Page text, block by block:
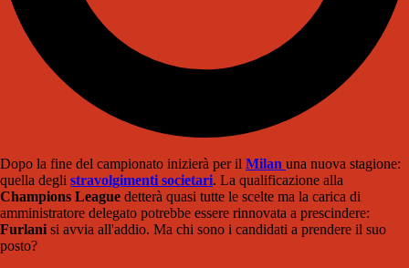
Dopo la fine del campionato inizierà per il Milan una nuova stagione:
quella degli stravolgimenti societari. La qualificazione alla
Champions League detterà quasi tutte le scelte ma la carica di
amministratore delegato potrebbe essere rinnovata a prescindere:
Furlanisi avvia all'addio. Ma chi sono i candidati a prendere il suo
posto?